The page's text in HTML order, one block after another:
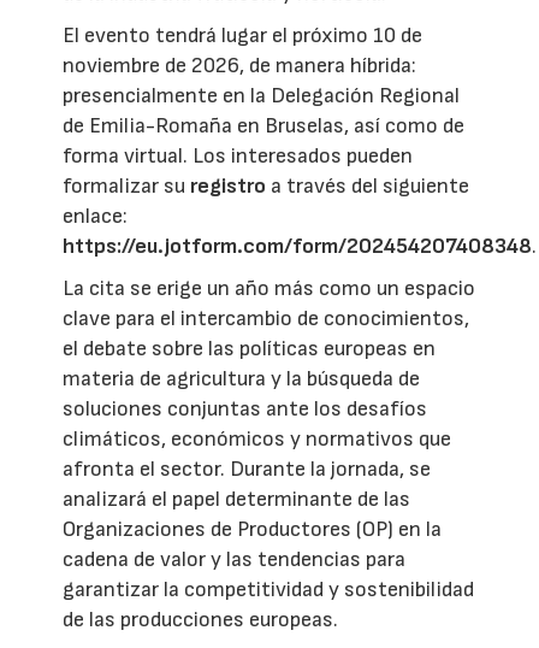
El evento tendrá lugar el próximo 10 de
noviembre de 2026, de manera híbrida:
presencialmente en la Delegación Regional
de Emilia-Romaña en Bruselas, así como de
forma virtual. Los interesados pueden
formalizar su registro a través del siguiente
enlace:
https://eu.jotform.com/form/202454207408348.
La cita se erige un año más como un espacio
clave para el intercambio de conocimientos,
el debate sobre las políticas europeas en
materia de agricultura y la búsqueda de
soluciones conjuntas ante los desafíos
climáticos, económicos y normativos que
afronta el sector. Durante la jornada, se
analizará el papel determinante de las
Organizaciones de Productores (OP) en la
cadena de valor y las tendencias para
garantizar la competitividad y sostenibilidad
de las producciones europeas.